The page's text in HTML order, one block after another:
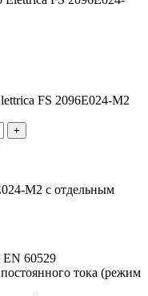
FS 2096E024-M2
+
M2 с отдельным
EN 60529
тока (режим